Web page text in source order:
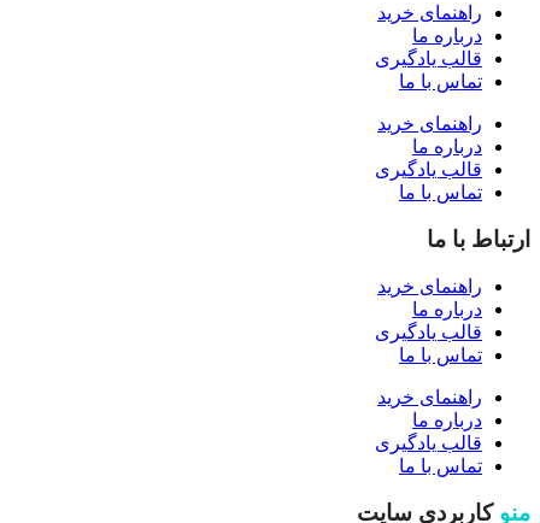
راهنمای خرید
درباره ما
قالب یادگیری
تماس با ما
راهنمای خرید
درباره ما
قالب یادگیری
تماس با ما
ارتباط با ما
راهنمای خرید
درباره ما
قالب یادگیری
تماس با ما
راهنمای خرید
درباره ما
قالب یادگیری
تماس با ما
منو کاربردی سایت